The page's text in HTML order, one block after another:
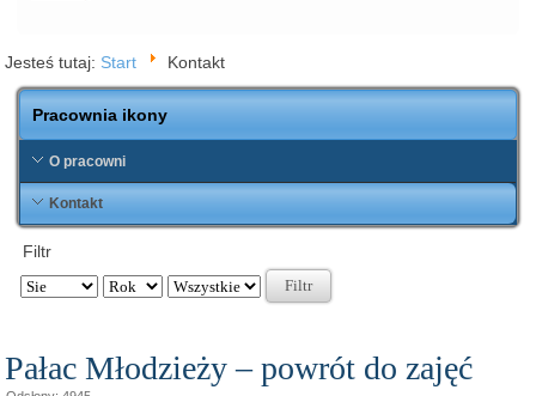
Jesteś tutaj: Start Kontakt
Pracownia ikony
O pracowni
Kontakt
Filtr
Filtr
Pałac Młodzieży – powrót do zajęć